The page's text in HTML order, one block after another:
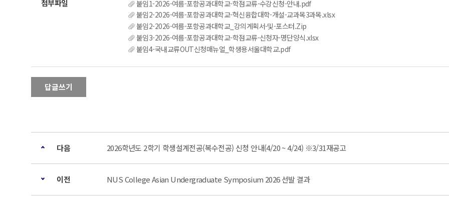
붙임1-2026-여름-포항공과대학교-학점교류-수강신청-안내.pdf
붙임2-2026-여름-포항공과대학교-혁신융합대학-개설-교과목3과목.xlsx
붙임2-2026-여름-포항공과대학교_강의계획서-및-포스터.Zip
붙임3-2026-여름-포항공과대학교-학점교류-신청자-명단양식.xlsx
붙임4-국내교류OUT신청매뉴얼_학생용서울대학교.pdf
답글쓰기
다음 2026학년도 2학기 학생설계전공(복수전공) 신청 안내(4/20 ~ 4/24) ※3/31재공고
이전 NUS College Asian Undergraduate Symposium 2026 선발 결과